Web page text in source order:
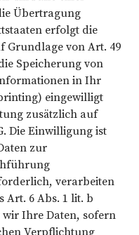
Übertragung
erfolgt die
Grundlage von Art. 49
Speicherung von
in Ihr
eingewilligt
zusätzlich auf
Die Einwilligung ist
zur
verarbeiten
Art. 6 Abs. 1 lit. b
wir Ihre Daten, sofern
Verpflichtung